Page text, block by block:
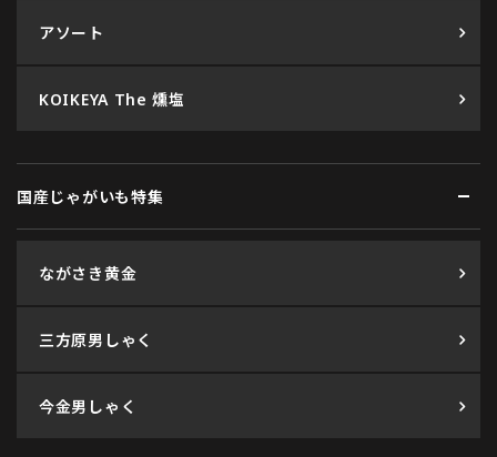
アソート
KOIKEYA The 燻塩
国産じゃがいも特集
ながさき黄金
三方原男しゃく
今金男しゃく